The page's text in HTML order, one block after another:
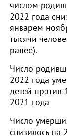
числом
2022 года
январем-
тысячи
ранее).
Число
2022 года
детей против
2021 года
Число
снизилось на